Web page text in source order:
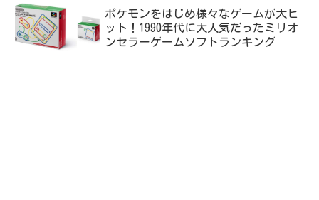
ポケモンをはじめ様々なゲームが大ヒ
ット！1990年代に大人気だったミリオ
ンセラーゲームソフトランキング